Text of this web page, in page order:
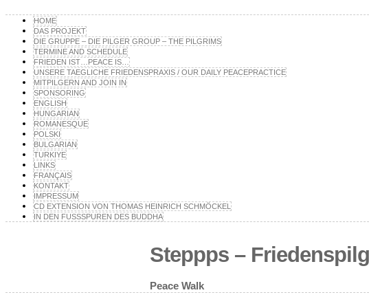
HOME
DAS PROJEKT
DIE GRUPPE – DIE PILGER GROUP – THE PILGRIMS
TERMINE AND SCHEDULE
FRIEDEN IST…PEACE IS…
UNSERE TAEGLICHE FRIEDENSPRAXIS / OUR DAILY PEACEPRACTICE
MITPILGERN AND JOIN IN
SPONSORING
ENGLISH
HUNGARIAN
ROMANESQUE
POLSKI
BULGARIAN
TURKIYE
LINKS
FRANÇAIS
KONTAKT
IMPRESSUM
CD EXTENSION VON THOMAS HEINRICH SCHMÖCKEL
IN DEN FUSSSPUREN DES BUDDHA
Steppps –
Peace Walk